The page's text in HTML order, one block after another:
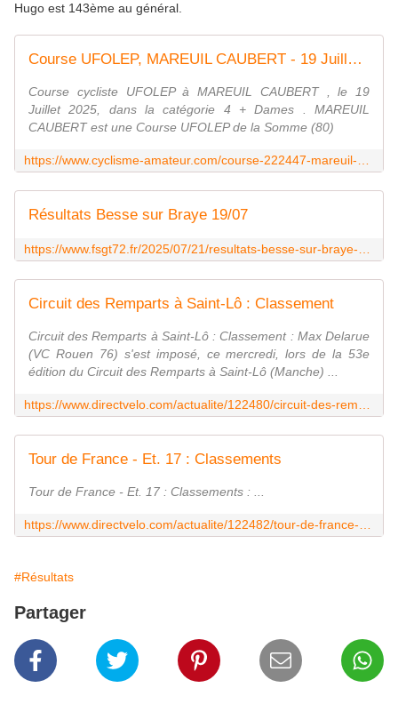
Hugo est 143ème au général.
Course UFOLEP, MAREUIL CAUBERT - 19 Juillet 2025 - 4 + Dames
Course cycliste UFOLEP à MAREUIL CAUBERT , le 19
Juillet 2025, dans la catégorie 4 + Dames . MAREUIL
CAUBERT est une Course UFOLEP de la Somme (80)
Résultats Besse sur Braye 19/07
Circuit des Remparts à Saint-Lô : Classement
Circuit des Remparts à Saint-Lô : Classement : Max Delarue
(VC Rouen 76) s'est imposé, ce mercredi, lors de la 53e
édition du Circuit des Remparts à Saint-Lô (Manche) ...
Tour de France - Et. 17 : Classements
Tour de France - Et. 17 : Classements : ...
#Résultats
Partager